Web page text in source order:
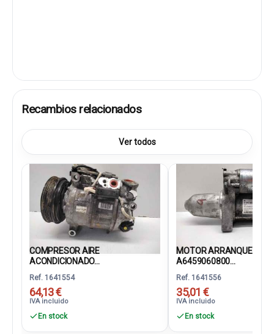
Recambios relacionados
Ver todos
COMPRESOR AIRE
ACONDICIONADO...
Ref. 1641554
64,13 €
IVA incluido
En stock
MOTOR ARRANQUE
A6459060800...
Ref. 1641556
35,01 €
IVA incluido
En stock